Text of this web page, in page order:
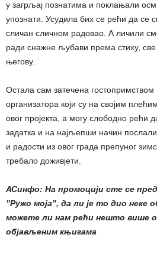
у загрљај познатима и поклањали
упознати. Усудила бих се рећи да се
сличан сличном радовао. А личили
ради снажне љубави према стиху,
његову.
Остала сам затечена
организатора који су на својим
овог пројекта, а могу слободно рећи
задатка и на најљепши начин послали
и радости из овог града препуног
требало доживјети.
АСинфо: На промоцији сте се
”Ружо моја”, да ли је то дио неке
можете ли нам рећи нешто више
објављеним књигама